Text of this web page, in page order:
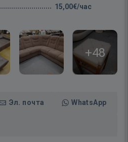
15,00€/час
+48
Эл. почта WhatsApp